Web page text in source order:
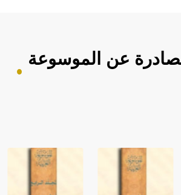
عن الموسوعة